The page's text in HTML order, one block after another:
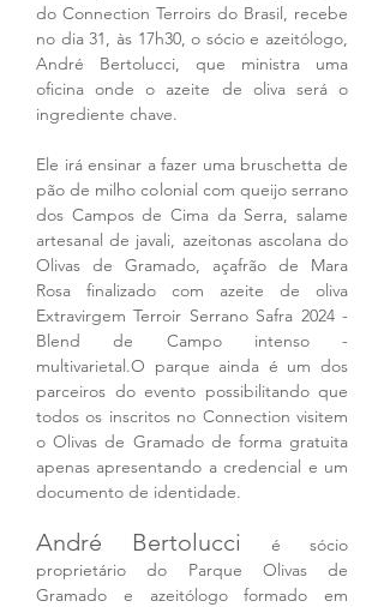
do Connection Terroirs do Brasil, recebe
no dia 31, às 17h30, o sócio e azeitólogo,
André Bertolucci, que ministra uma
oficina onde o azeite de oliva será o
ingrediente chave.
Ele irá ensinar a fazer uma bruschetta de
pão de milho colonial com queijo serrano
dos Campos de Cima da Serra, salame
artesanal de javali, azeitonas ascolana do
Olivas de Gramado, açafrão de Mara
Rosa finalizado com azeite de oliva
Extravirgem Terroir Serrano Safra 2024 -
Blend de Campo intenso -
multivarietal.O parque ainda é um dos
parceiros do evento possibilitando que
todos os inscritos no Connection visitem
o Olivas de Gramado de forma gratuita
apenas apresentando a credencial e um
documento de identidade.
André Bertolucci
é sócio
proprietário do Parque Olivas de
Gramado e azeitólogo formado em